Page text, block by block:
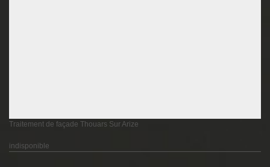
Traitement de façade Thouars Sur Arize
indisponible